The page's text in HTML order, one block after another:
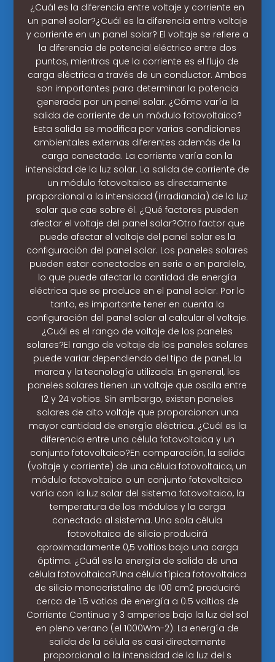
¿Cuál es la diferencia entre voltaje y corriente en
un panel solar?¿Cuál es la diferencia entre voltaje
y corriente en un panel solar? El voltaje se refiere a
la diferencia de potencial eléctrico entre dos
puntos, mientras que la corriente es el flujo de
carga eléctrica a través de un conductor. Ambos
son importantes para determinar la potencia
generada por un panel solar. ¿Cómo varía la
salida de corriente de un módulo fotovoltaico?
Esta salida se modifica por varias condiciones
ambientales externas diferentes además de la
carga conectada. La corriente varía con la
intensidad de la luz solar. La salida de corriente de
un módulo fotovoltaico es directamente
proporcional a la intensidad (irradiancia) de la luz
solar que cae sobre él. ¿Qué factores pueden
afectar el voltaje del panel solar?Otro factor que
puede afectar el voltaje del panel solar es la
configuración del panel solar. Los paneles solares
pueden estar conectados en serie o en paralelo,
lo que puede afectar la cantidad de energía
eléctrica que se produce en el panel solar. Por lo
tanto, es importante tener en cuenta la
configuración del panel solar al calcular el voltaje.
¿Cuál es el rango de voltaje de los paneles
solares?El rango de voltaje de los paneles solares
puede variar dependiendo del tipo de panel, la
marca y la tecnología utilizada. En general, los
paneles solares tienen un voltaje que oscila entre
12 y 24 voltios. Sin embargo, existen paneles
solares de alto voltaje que proporcionan una
mayor cantidad de energía eléctrica. ¿Cuál es la
diferencia entre una célula fotovoltaica y un
conjunto fotovoltaico?En comparación, la salida
(voltaje y corriente) de una célula fotovoltaica, un
módulo fotovoltaico o un conjunto fotovoltaico
varía con la luz solar del sistema fotovoltaico, la
temperatura de los módulos y la carga
conectada al sistema. Una sola célula
fotovoltaica de silicio producirá
aproximadamente 0,5 voltios bajo una carga
óptima. ¿Cuál es la energía de salida de una
célula fotovoltaica?Una célula típica fotovoltaica
de silicio monocristalino de 100 cm2 producirá
cerca de 1.5 vatios de energía a 0.5 voltios de
Corriente Continua y 3 amperios bajo la luz del sol
en pleno verano (el 1000Wm-2). La energía de
salida de la célula es casi directamente
proporcional a la intensidad de la luz del s